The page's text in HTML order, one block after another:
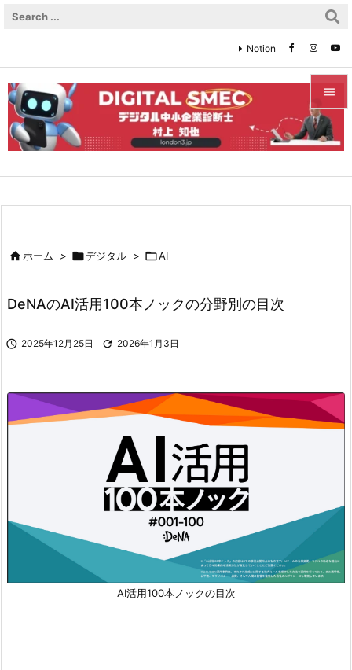


メニュ

Notion
ホーム > デジタル > AI
DeNAのAI活用100本ノックの分野別の目次
 2025年12月25日  2026年1月3日
AI活用100本ノックの目次